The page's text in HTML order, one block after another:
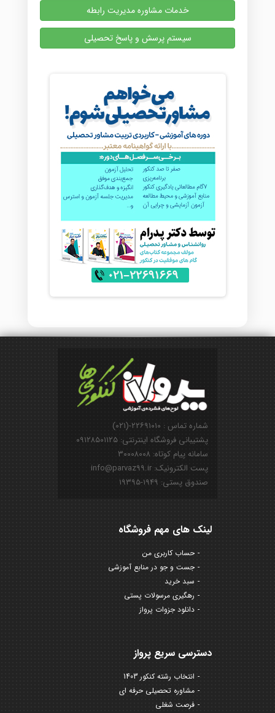
خدمات مشاوره مدیریت رابطه
سیستم پرسش و پاسخ تحصیلی
شماره تماس : ۲۲۶۹۱۰۱۰-(۰۲۱)
پشتیبانی فروشگاه اینترنتی: ۰۹۱۲۸۵۰۱۱۲۵
سامانه پیام کوتاه: ۳۰۰۰۸۰۰۸
پست الکترونیک: info@parvaz99.ir
صندوق پستی: ۱۹۴۹-۱۹۳۹۵
لینک های مهم فروشگاه
حساب کاربری من
جست و جو در منابع آموزشی
سبد خرید
رهگیری مرسولات پستی
دانلود جزوات پرواز
دسترسی سریع پرواز
انتخاب رشته کنکور 1403
مشاوره تحصیلی حرفه ای
فرصت شغلی